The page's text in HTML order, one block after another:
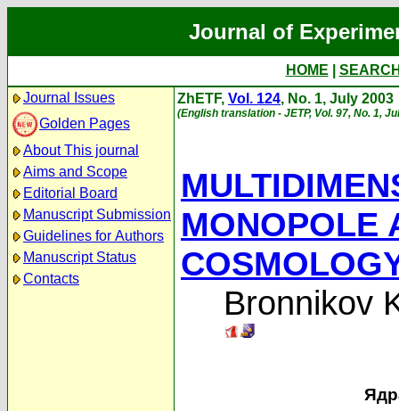
Journal of
HOME
Journal Issues
Golden Pages
About This journal
Aims and Scope
Editorial Board
Manuscript Submission
Guidelines for Authors
Manuscript Status
Contacts
ZhETF, Vol. 124, No. 1, July 2003
(English translation - JETP, Vol. 97, No. 1,
MONOPOLE
Bronnikov